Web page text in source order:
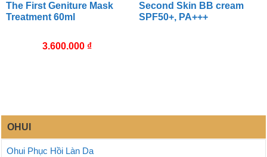
The First Geniture Mask
Treatment 60ml
3.600.000 ₫
Second Skin BB cream
SPF50+, PA+++
OHUI
Ohui Phục Hồi Làn Da